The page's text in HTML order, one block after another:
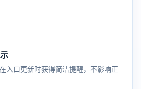
入口更新时获得简洁提醒，不影响正